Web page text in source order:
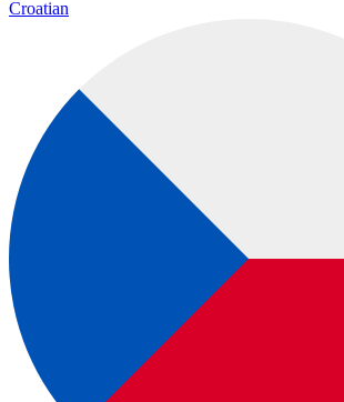
Croatian